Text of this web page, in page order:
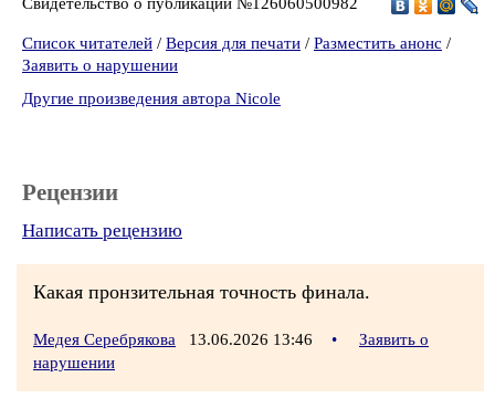
Список читателей / Версия для печати / Разместить анонс /
Заявить о нарушении
Другие произведения автора Nicole
Рецензии
Написать рецензию
Какая пронзительная точность финала.
Медея Серебрякова 13.06.2026 13:46 •
Заявить о
нарушении